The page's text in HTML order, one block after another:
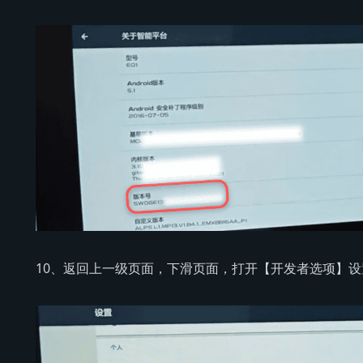
10、返回上一级页面，下滑页面，打开【开发者选项】